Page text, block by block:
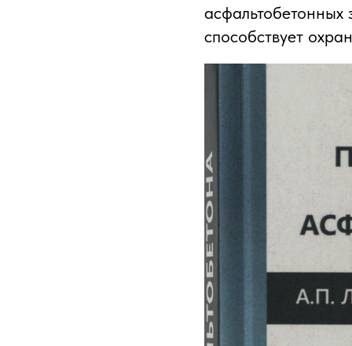
асфальтобетонных
способствует